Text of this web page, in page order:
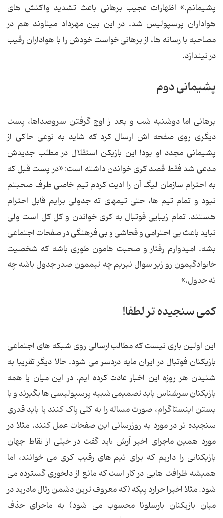
پشیمانم.» اظهارات عجیب برهانی باعث تشدید واکنش های
هواداران پرسپولیس شد. در این بین مهرداد میناوند هم در
مصاحبه با رسانه ها، از برهانی خواست خودش را با هواداران رقیب
در نیندازد.
پشیمانی دوم
برهانی اما دوشنبه شب و بعد از اوج گرفتن سروصداها، پست
دیگری روی صفحه اش ارسال کرد که شاید به نوعی حاکی از
پشیمانی مجدد او بود! این بازیکن استقلال در مطلب جدیدش
مدعی شد فقط قصد کری خواندن داشته است: «در پست قبل كه
به احترام سازمان لیگ آن را ادیت كردم تیم خاصى طرف صحبتم
نبود و تمام تیم ها، حتى تیمهاى ته جدولى برایم قابل احترام
هستند. تمام زیبایی فوتبال به كرى خواندن و كل كل است ولى
نباید باعث بى احترامى و فحاشى و بى فرهنگى در صفحات اجتماعى
بشه. امیدوارم رفتار و صحبت هامون طورى باشه كه شخصیت
خانوادگیمون رو زیر سوال نبریم چه تیممون صدر جدول باشه چه
ته جدول.»
کمی سنجیده تر لطفا!
این اولین باری نیست که مطالب ارسالی روی شبکه های اجتماعی
بازیکنان فوتبال در ایران مایه دردسر می شود. حالا دیگر تقریبا به
شنیدن هر روزه این اخبار عادت کرده ایم. در این میان یا همه
بازیکنان سرشناس باید تصمیمی شبیه پرسپولیسی ها بگیرند و با
بستن اینستاگرام، صورت مساله را به کلی پاک کنند یا باید قدری
سنجیده تر در مورد به روزرسانی این صفحات عمل کنند. مثلا در
مورد همین ماجرای اخیر آرش باید گفت در خیلی از نقاط جهان
بازیکنانی را داریم که برای تیم های رقیب کری می خوانند، اما
همیشه ظرافت هایی در کار است که مانع از دلخوری گسترده می
شود. مثلا اخیرا جرارد پیکه (که معروف ترین دشمن رئال مادرید در
میان بازیکنان بارسلونا محسوب می شود) به ماجرای حذف